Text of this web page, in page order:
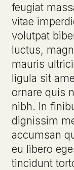
feugiat
vitae
volutpat
luctus,
mauris
ligula sit
ornare quis
nibh. In
dignissim
accumsan
eu libero
tincidunt